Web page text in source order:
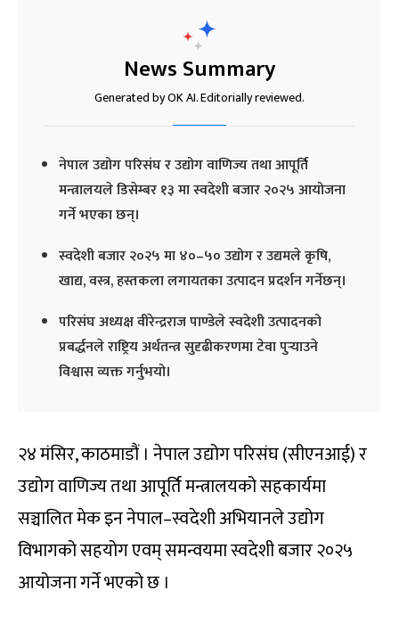
News Summary
Generated by OK AI. Editorially reviewed.
नेपाल उद्योग परिसंघ र उद्योग वाणिज्य तथा आपूर्ति
मन्त्रालयले डिसेम्बर १३ मा स्वदेशी बजार २०२५ आयोजना
गर्ने भएका छन्।
स्वदेशी बजार २०२५ मा ४०–५० उद्योग र उद्यमले कृषि,
खाद्य, वस्त्र, हस्तकला लगायतका उत्पादन प्रदर्शन गर्नेछन्।
परिसंघ अध्यक्ष वीरेन्द्रराज पाण्डेले स्वदेशी उत्पादनको
प्रबर्द्धनले राष्ट्रिय अर्थतन्त्र सुदृढीकरणमा टेवा पुर्‍याउने
विश्वास व्यक्त गर्नुभयो।
२४ मंसिर, काठमाडौं । नेपाल उद्योग परिसंघ (सीएनआई) र
उद्योग वाणिज्य तथा आपूर्ति मन्त्रालयको सहकार्यमा
सञ्चालित मेक इन नेपाल–स्वदेशी अभियानले उद्योग
विभागको सहयोग एवम् समन्वयमा स्वदेशी बजार २०२५
आयोजना गर्ने भएको छ ।